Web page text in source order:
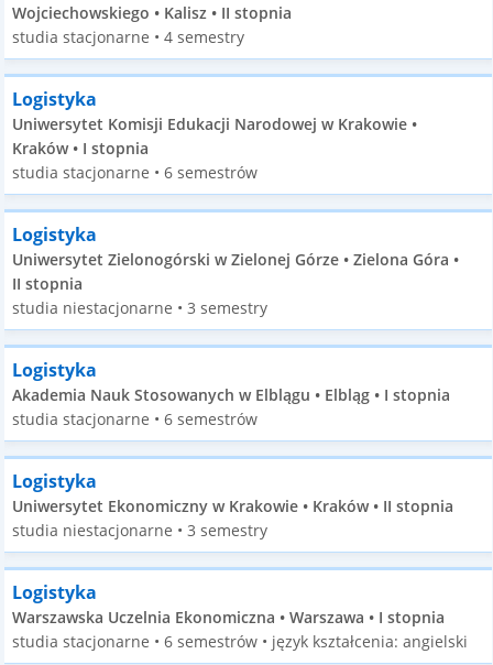
Wojciechowskiego • Kalisz • II stopnia
studia stacjonarne • 4 semestry
Logistyka
Uniwersytet Komisji Edukacji Narodowej w Krakowie •
Kraków • I stopnia
studia stacjonarne • 6 semestrów
Logistyka
Uniwersytet Zielonogórski w Zielonej Górze • Zielona Góra •
II stopnia
studia niestacjonarne • 3 semestry
Logistyka
Akademia Nauk Stosowanych w Elblągu • Elbląg • I stopnia
studia stacjonarne • 6 semestrów
Logistyka
Uniwersytet Ekonomiczny w Krakowie • Kraków • II stopnia
studia niestacjonarne • 3 semestry
Logistyka
Warszawska Uczelnia Ekonomiczna • Warszawa • I stopnia
studia stacjonarne • 6 semestrów • język kształcenia: angielski